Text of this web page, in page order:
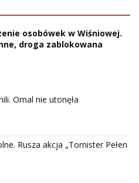
osobówek w Wiśniowej.
droga zablokowana
Omal nie utonęła
Rusza akcja „Tornister Pełen